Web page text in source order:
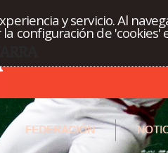
y servicio. Al
configuración de
FEDERACIÓN